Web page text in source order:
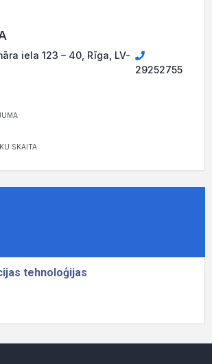
iela 123 – 40, Rīga, LV-
29252755
SKAITA